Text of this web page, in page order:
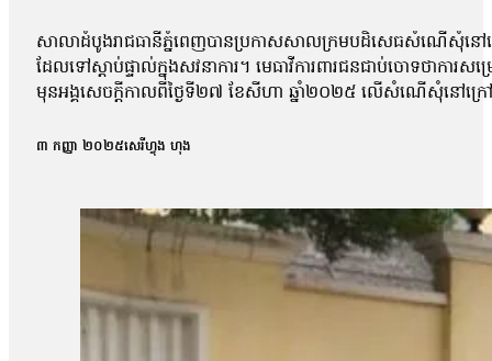
សាលាដំបូងរាជធានីភ្នំពេញបានប្រកាសសាលក្រមបដិសេធសំណើសុំនៅក្
ដែលទៅស្ដាប់ផ្ទាល់ក្នុងសវនាការ។ មេធាវីការពារជនជាប់ចោទថាកា
មុនអង្គសេចក្ដីកាលពីថ្ងៃទី២៧ ខែសីហា ឆ្នាំ២០២៥ លើសំណើសុំនៅក្រ
កិច្ចព្រមព្រៀងសន្តិភាពក្រុងប៉ារីសគឺលោក សឺន ជុំជួន បានថ្លែងប្រាប់
លោកបន្ថែមថា៖ «យើងនៅតែចាត់ទុកថាជាការប៉ះពាល់ទៅលើសិទ្ធិន
ហ្នឹងមានសេរីភាព […]ក្នុងនាមជាមេធាវី យើងមិនអាចទទួលយកបាន
លោកមេធាវីឱ្យដឹងថា តុលាការបានបើកសវនាការអង្គសេចក្ដីល
លទ្ធផលសំណើសុំនៅក្រៅឃុំដែលបានស្នើកាលពីថ្ងៃទី២៧ ខែសីហា។ បង
ស្រីគាត់ និងសកម្មជនឯទៀត ព្រោះការបន្តឃុំខ្លួននេះបានធ្វើឱ្យប៉ះ
របស់បងសាន សិទ្ធ ដែលគាត់ត្រូវទទួលបន្ទុក។ អ៊ីចឹងខ្ញុំគិតថា ទី១ការអ
៣ កញ្ញា ២០២៥សេរីហ្វុង ហុង